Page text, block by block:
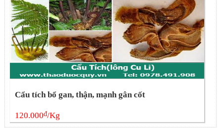
Cẩu tích bổ gan, thận, mạnh gân cốt
120.000đ/Kg